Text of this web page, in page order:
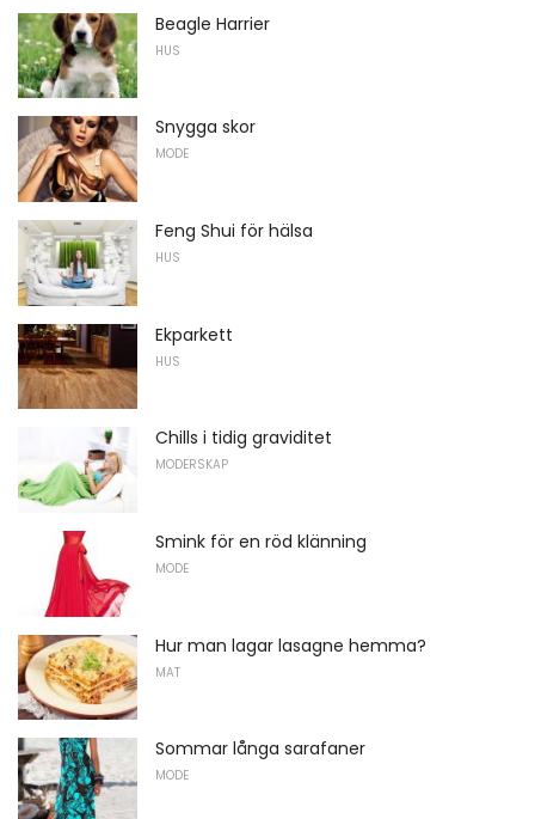
Beagle Harrier
HUS
Snygga skor
MODE
Feng Shui för hälsa
HUS
Ekparkett
HUS
Chills i tidig graviditet
MODERSKAP
Smink för en röd klänning
MODE
Hur man lagar lasagne hemma?
MAT
Sommar långa sarafaner
MODE